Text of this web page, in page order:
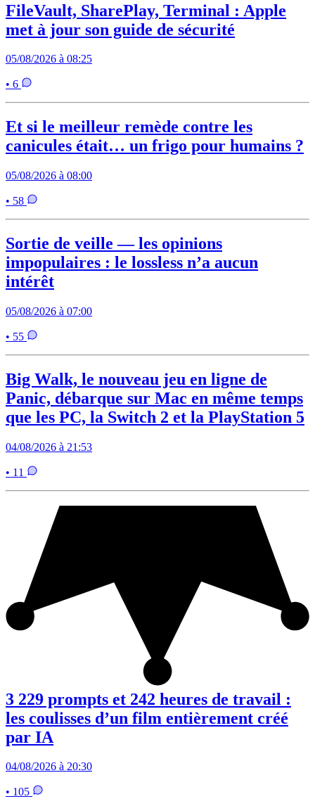
FileVault, SharePlay, Terminal : Apple
met à jour son guide de sécurité
05/08/2026 à 08:25
• 6
Et si le meilleur remède contre les
canicules était… un frigo pour humains ?
05/08/2026 à 08:00
• 58
Sortie de veille — les opinions
impopulaires : le lossless n’a aucun
intérêt
05/08/2026 à 07:00
• 55
Big Walk, le nouveau jeu en ligne de
Panic, débarque sur Mac en même temps
que les PC, la Switch 2 et la PlayStation 5
04/08/2026 à 21:53
• 11
3 229 prompts et 242 heures de travail :
les coulisses d’un film entièrement créé
par IA
04/08/2026 à 20:30
• 105